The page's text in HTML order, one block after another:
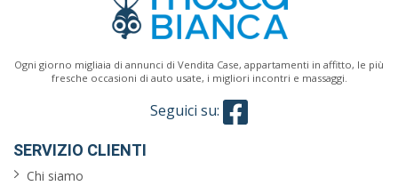
Ogni giorno migliaia di annunci di Vendita Case, appartamenti in affitto, le più
fresche occasioni di auto usate, i migliori incontri e massaggi.
Seguici su:
SERVIZIO CLIENTI
Chi siamo